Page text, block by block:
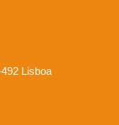
Lisboa